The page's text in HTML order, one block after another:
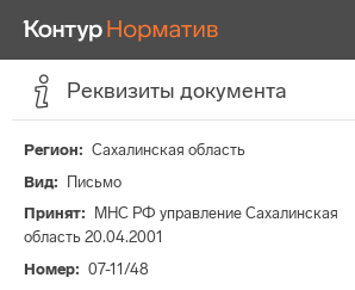
Реквизиты документа
Регион
Сахалинская область
Вид
Письмо
Принят
МНС РФ управление Сахалинская
область 20.04.2001
Номер
07-11/48